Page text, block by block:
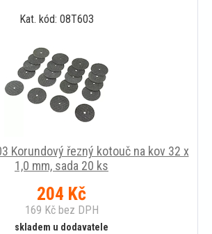
košíku
Kat. kód: 08T603
Korundový řezný kotouč na kov 32 x
1,0 mm, sada 20 ks
204 Kč
169 Kčbez DPH
skladem u dodavatele